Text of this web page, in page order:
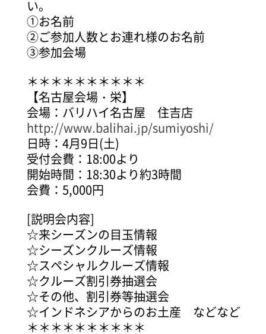
い。
①お名前
②ご参加人数とお連れ様のお名前
③参加会場
＊＊＊＊＊＊＊＊＊＊
【名古屋会場・栄】
会場：バリハイ名古屋 住吉店
http://www.balihai.jp/sumiyoshi/
日時：4月9日(土)
受付会費：18:00より
開始時間：18:30より約3時間
会費：5,000円
[説明会内容]
☆来シーズンの目玉情報
☆シーズンクルーズ情報
☆スペシャルクルーズ情報
☆クルーズ割引券抽選会
☆その他、割引券等抽選会
☆インドネシアからのお土産 などなど
＊＊＊＊＊＊＊＊＊＊